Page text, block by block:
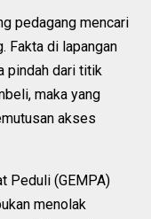
pedagang mencari
Fakta di lapangan
pindah dari titik
maka yang
akses
Peduli (GEMPA)
menolak